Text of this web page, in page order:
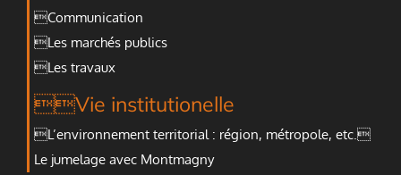
Communication
Les marchés publics
Les travaux
Vie institutionelle
L’environnement territorial : région, métropole, etc.
Le jumelage avec Montmagny